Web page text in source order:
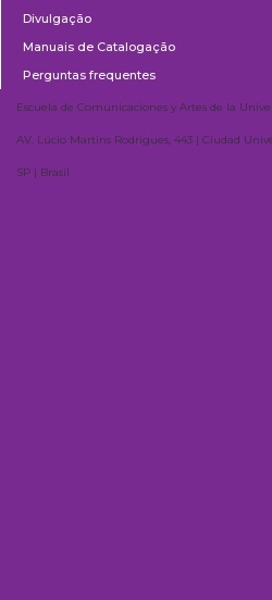
Divulgação
Manuais de Catalogação
Perguntas frequentes
Escuela de Comunicaciones y Artes de la
AV. Lúcio Martins Rodrigues, 443 | Ciudad
SP | Brasil